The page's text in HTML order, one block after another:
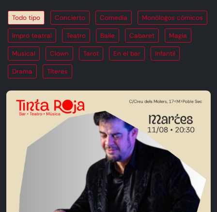
Todo tipo Concierto Comedia Monólogos cómicos
Impro teatral Teatro Baile Cabaret Magia
Musical Clown Tarot En el bar Infantil
Drama Títeres